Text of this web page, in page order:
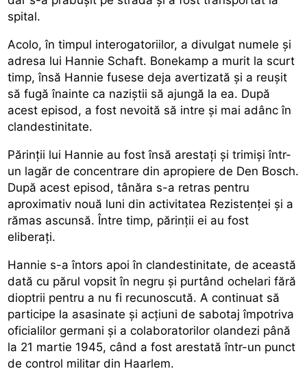
spital.
Acolo, în timpul interogatoriilor, a divulgat numele și
adresa lui Hannie Schaft. Bonekamp a murit la scurt
timp, însă Hannie fusese deja avertizată și a reușit
să fugă înainte ca naziștii să ajungă la ea. După
acest episod, a fost nevoită să intre și mai adânc în
clandestinitate.
Părinții lui Hannie au fost însă arestați și trimiși într-
un lagăr de concentrare din apropiere de Den Bosch.
După acest episod, tânăra s-a retras pentru
aproximativ nouă luni din activitatea Rezistenței și a
rămas ascunsă. Între timp, părinții ei au fost
eliberați.
Hannie s-a întors apoi în clandestinitate, de această
dată cu părul vopsit în negru și purtând ochelari fără
dioptrii pentru a nu fi recunoscută. A continuat să
participe la asasinate și acțiuni de sabotaj împotriva
oficialilor germani și a colaboratorilor olandezi până
la 21 martie 1945, când a fost arestată într-un punct
de control militar din Haarlem.